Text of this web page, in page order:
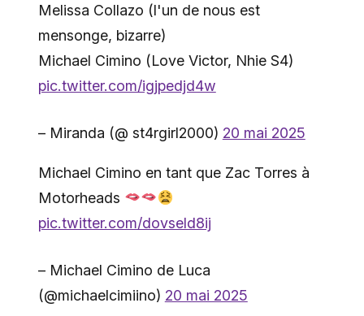
Melissa Collazo (l'un de nous est
mensonge, bizarre)
Michael Cimino (Love Victor, Nhie S4)
pic.twitter.com/igjpedjd4w
– Miranda (@ st4rgirl2000) 20 mai 2025
Michael Cimino en tant que Zac Torres à
Motorheads
pic.twitter.com/dovseld8ij
– Michael Cimino de Luca
(@michaelcimiino) 20 mai 2025